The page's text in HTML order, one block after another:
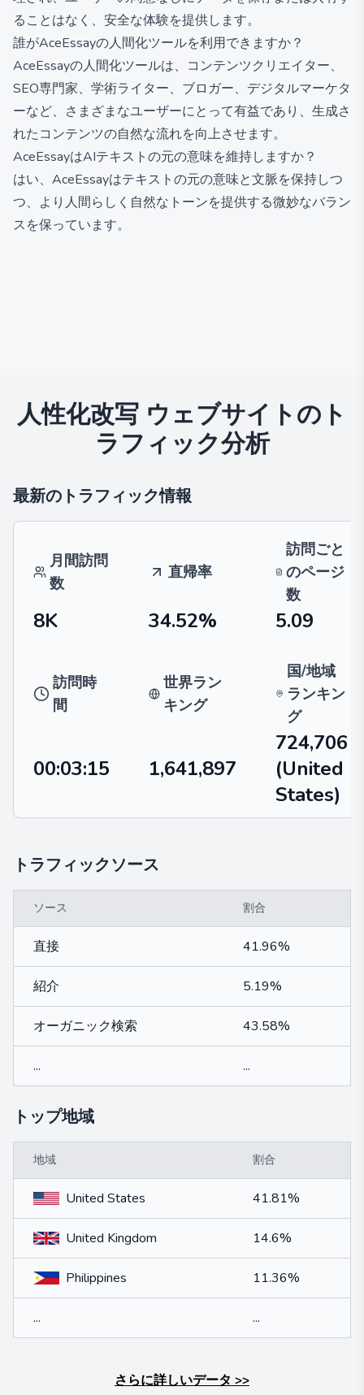
ることはなく、安全な体験を提供します。
誰がAceEssayの人間化ツールを利用できますか？
AceEssayの人間化ツールは、コンテンツクリエイター、
SEO専門家、学術ライター、ブロガー、デジタルマーケタ
ーなど、さまざまなユーザーにとって有益であり、生成さ
れたコンテンツの自然な流れを向上させます。
AceEssayはAIテキストの元の意味を維持しますか？
はい、AceEssayはテキストの元の意味と文脈を保持しつ
つ、より人間らしく自然なトーンを提供する微妙なバラン
スを保っています。
人性化改写 ウェブサイトのト
ラフィック分析
最新のトラフィック情報
月間訪問
数
直帰率
訪問ごと
のページ
数
8K 34.52% 5.09
訪問時
間
世界ラン
キング
国/地域
ランキン
グ
00:03:15 1,641,897
724,706
(United
States)
トラフィックソース
ソース 割合
直接 41.96%
紹介 5.19%
オーガニック検索 43.58%
... ...
トップ地域
地域 割合
United States 41.81%
United Kingdom 14.6%
Philippines 11.36%
... ...
さらに詳しいデータ >>